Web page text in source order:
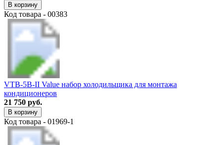
В корзину
Код товара - 00383
VTB-5B-II Value набор холодильщика для монтажа
кондиционеров
21 750 руб.
В корзину
Код товара - 01969-1